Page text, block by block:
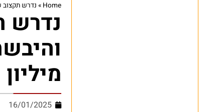
Home
» נדרש תקצוב של
נדרש
16/01/2025